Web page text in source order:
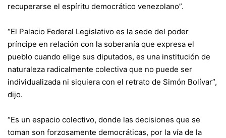
recuperarse el espíritu democrático venezolano”.
“El Palacio Federal Legislativo es la sede del poder
príncipe en relación con la soberanía que expresa el
pueblo cuando elige sus diputados, es una institución de
naturaleza radicalmente colectiva que no puede ser
individualizada ni siquiera con el retrato de Simón Bolívar”,
dijo.
“Es un espacio colectivo, donde las decisiones que se
toman son forzosamente democráticas, por la vía de la